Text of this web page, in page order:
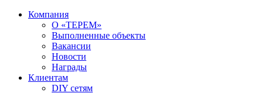
Компания
О «ТЕРЕМ»
Выполненные объекты
Вакансии
Новости
Награды
Клиентам
DIY сетям